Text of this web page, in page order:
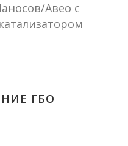
Авео с
ГБО